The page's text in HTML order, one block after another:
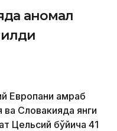
аномал
Европани қамраб
ва Словакияда янги
Цельсий бўйича 41